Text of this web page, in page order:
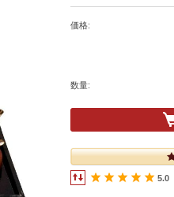
価格:
数量:
5.0